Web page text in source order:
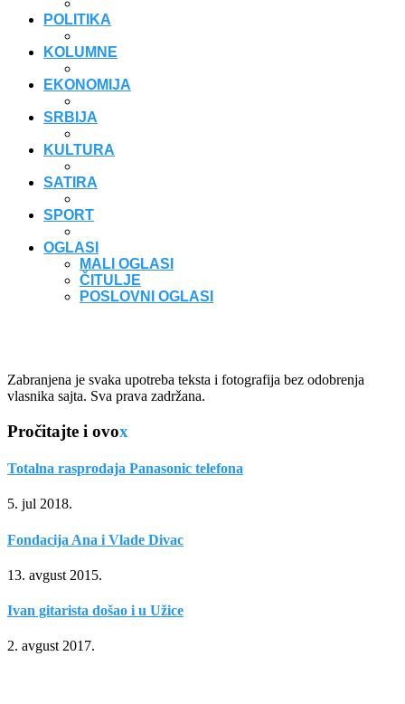
POLITIKA
KOLUMNE
EKONOMIJA
SRBIJA
KULTURA
SATIRA
SPORT
OGLASI
MALI OGLASI
ČITULJE
POSLOVNI OGLASI
Zabranjena je svaka upotreba teksta i fotografija bez odobrenja
vlasnika sajta. Sva prava zadržana.
Pročitajte i ovox
Totalna rasprodaja Panasonic telefona
5. jul 2018.
Fondacija Ana i Vlade Divac
13. avgust 2015.
Ivan gitarista došao i u Užice
2. avgust 2017.